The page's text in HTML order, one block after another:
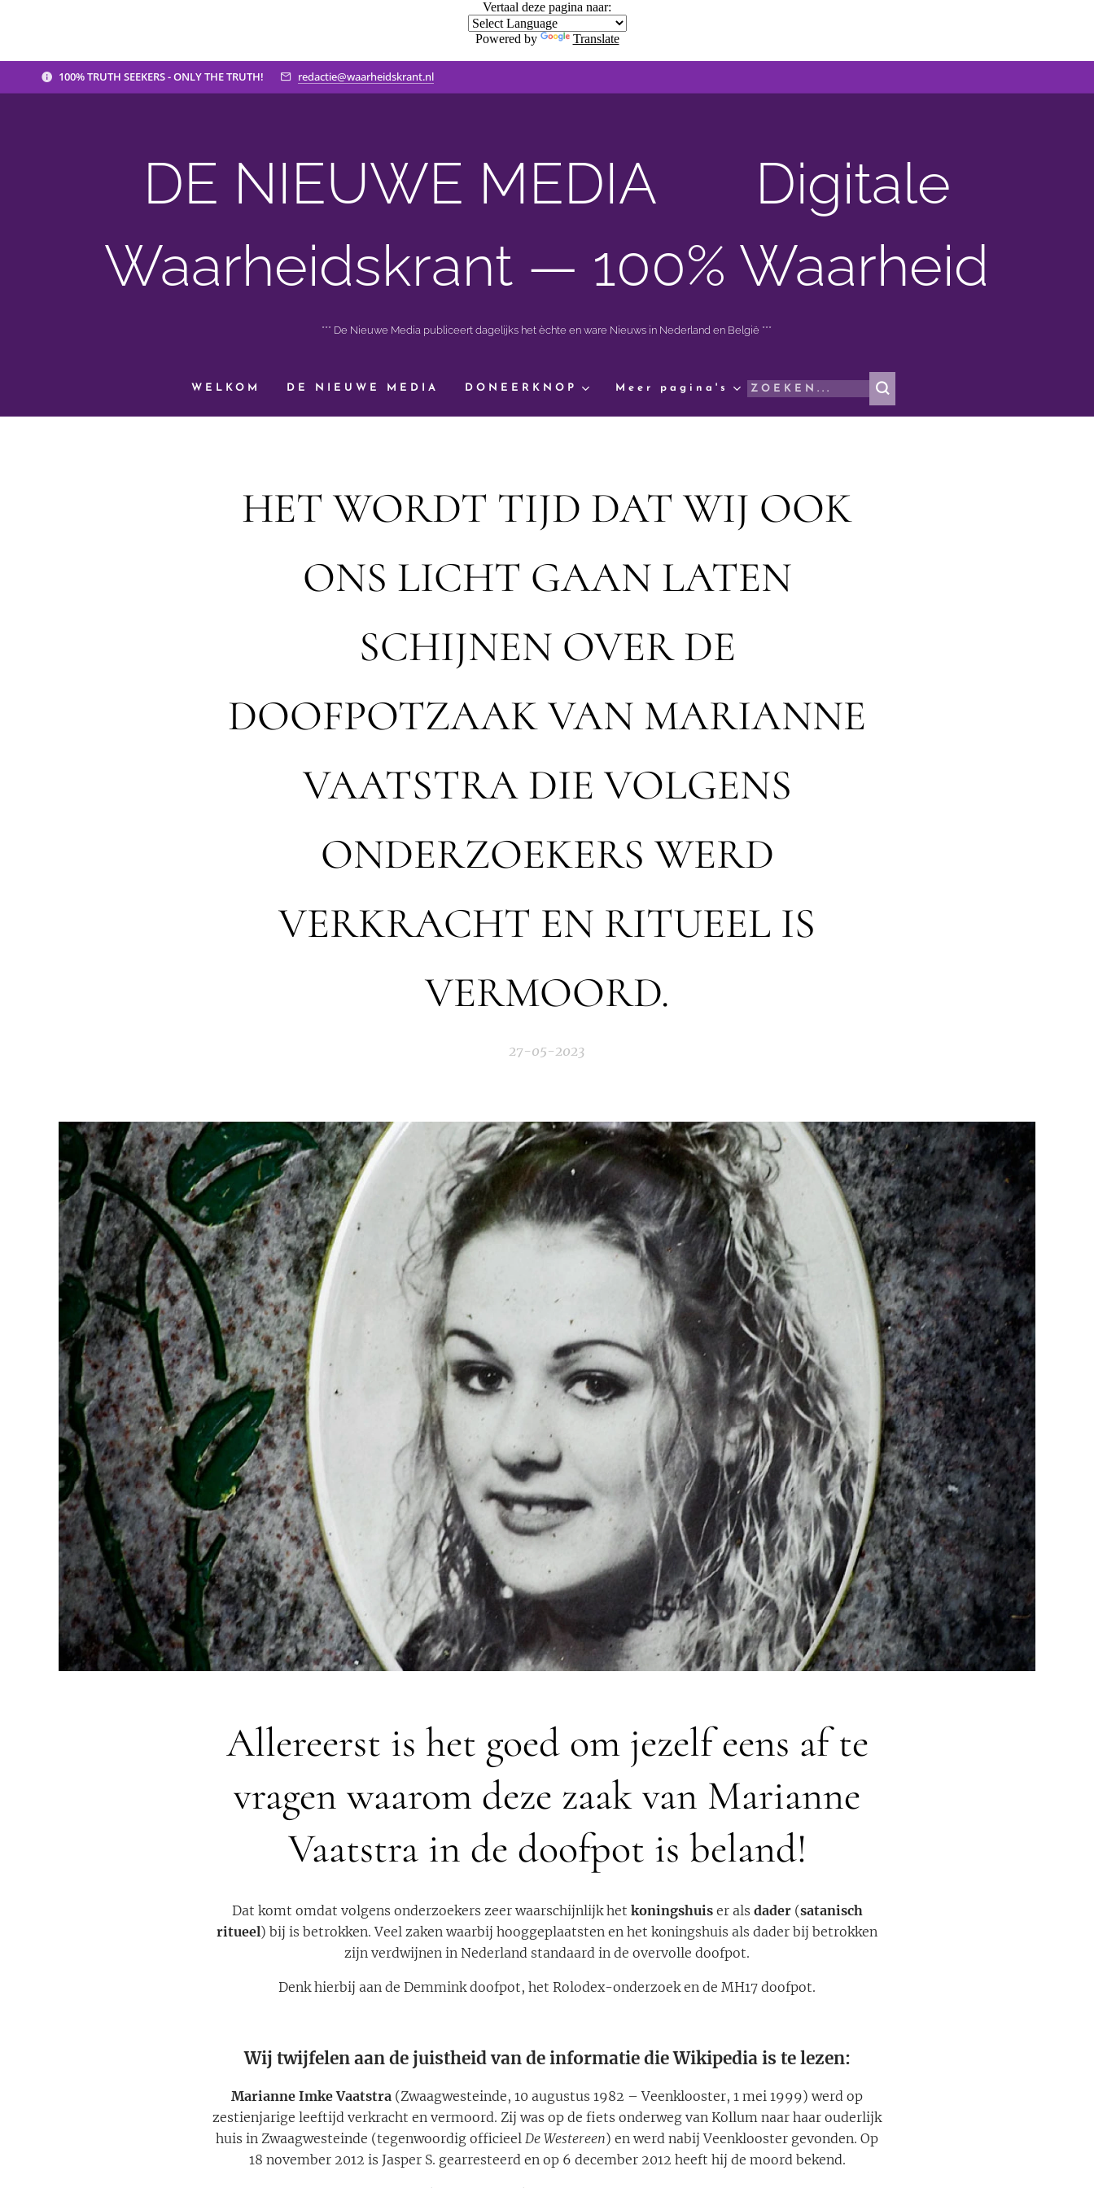
Vertaal deze pagina naar:
Powered by Translate
100% TRUTH SEEKERS - ONLY THE TRUTH! redactie@waarheidskrant.nl
DE NIEUWE MEDIA 🟣 Digitale
Waarheidskrant — 100% Waarheid
*** De Nieuwe Media publiceert dagelijks het èchte en ware Nieuws in Nederland en België ***
WELKOM DE NIEUWE MEDIA DONEERKNOP Meer pagina's
HET WORDT TIJD DAT WIJ OOK
ONS LICHT GAAN LATEN
SCHIJNEN OVER DE
DOOFPOTZAAK VAN MARIANNE
VAATSTRA DIE VOLGENS
ONDERZOEKERS WERD
VERKRACHT EN RITUEEL IS
VERMOORD.
27-05-2023
Allereerst is het goed om jezelf eens af te
vragen waarom deze zaak van Marianne
Vaatstra in de doofpot is beland!
Dat komt omdat volgens onderzoekers zeer waarschijnlijk het koningshuiser als dader(satanisch
ritueel) bij is betrokken. Veel zaken waarbij hooggeplaatsten en het koningshuis als dader bij betrokken
zijn verdwijnen in Nederland standaard in de overvolle doofpot.
Denk hierbij aan de Demmink doofpot, het Rolodex-onderzoek en de MH17 doofpot.
Wij twijfelen aan de juistheid van de informatie die Wikipedia is te lezen:
Marianne Imke Vaatstra (Zwaagwesteinde, 10 augustus 1982 – Veenklooster, 1 mei 1999) werd op
zestienjarige leeftijd verkracht en vermoord. Zij was op de fiets onderweg van Kollum naar haar ouderlijk
huis in Zwaagwesteinde (tegenwoordig officieel De Westereen) en werd nabij Veenklooster gevonden. Op
18 november 2012 is Jasper S. gearresteerd en op 6 december 2012 heeft hij de moord bekend.